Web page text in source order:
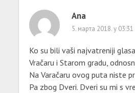
Ana
5. марта 2018. у 03:31
Ko su bili vaši najvatreniji
Vračaru i Starom gradu,
Na Varačaru ovog puta niste
Pa zbog Dveri. Dveri su mi s